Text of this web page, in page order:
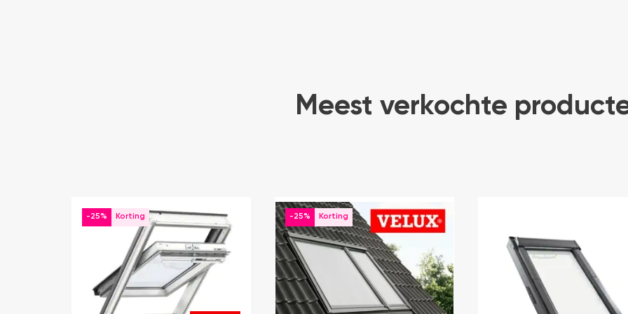
Meest verkochte
-25% -25%